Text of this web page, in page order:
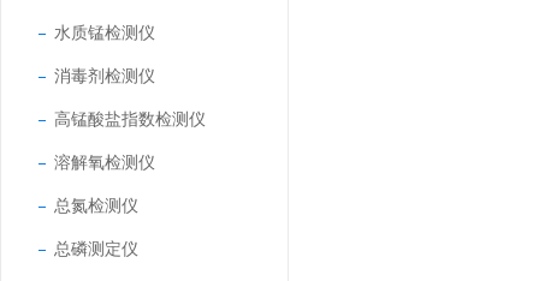
水质锰检测仪
消毒剂检测仪
高锰酸盐指数检测仪
溶解氧检测仪
总氮检测仪
总磷测定仪